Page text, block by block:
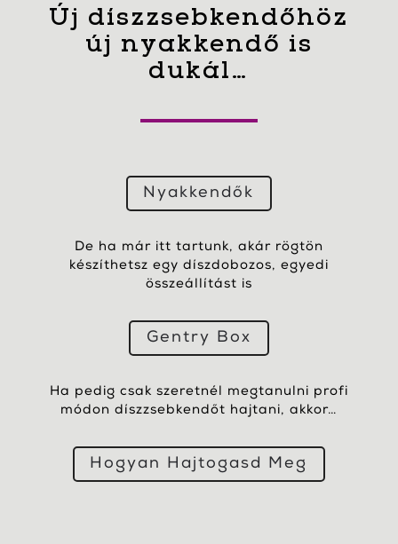
Új díszzsebkendőhöz
új nyakkendő is
dukál…
Nyakkendők
De ha már itt tartunk, akár rögtön
készíthetsz egy díszdobozos, egyedi
összeállítást is
Gentry Box
Ha pedig csak szeretnél megtanulni profi
módon díszzsebkendőt hajtani, akkor…
Hogyan Hajtogasd Meg